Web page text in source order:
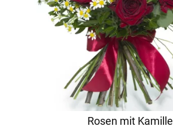
Rosen mit Kamille